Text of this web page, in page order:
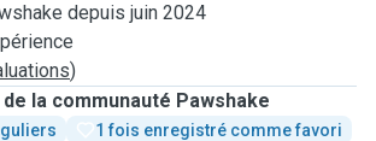
depuis juin 2024
)
la communauté Pawshake
1 fois enregistré comme favori